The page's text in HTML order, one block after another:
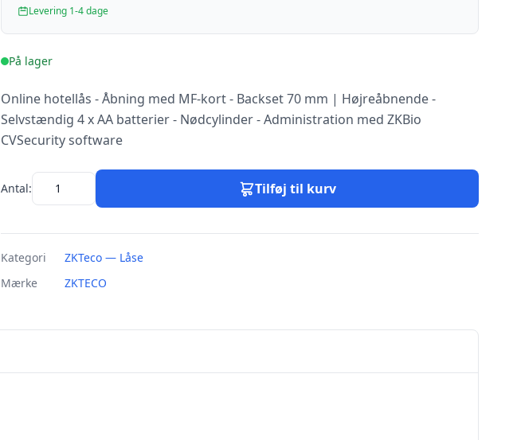
Levering 1-4 dage
På lager
Online hotellås - Åbning med MF-kort - Backset 70 mm | Højreåbnende -
Selvstændig 4 x AA batterier - Nødcylinder - Administration med ZKBio
CVSecurity software
Antal: Tilføj til kurv
Kategori
ZKTeco — Låse
Mærke
ZKTECO